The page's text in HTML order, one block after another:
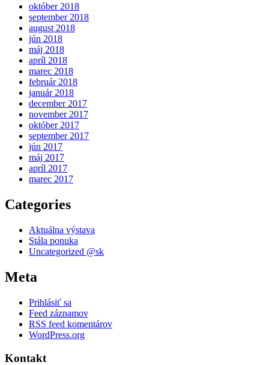
október 2018
september 2018
august 2018
jún 2018
máj 2018
apríl 2018
marec 2018
február 2018
január 2018
december 2017
november 2017
október 2017
september 2017
jún 2017
máj 2017
apríl 2017
marec 2017
Categories
Aktuálna výstava
Stála ponuka
Uncategorized @sk
Meta
Prihlásiť sa
Feed záznamov
RSS feed komentárov
WordPress.org
Kontakt